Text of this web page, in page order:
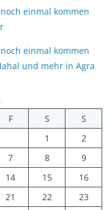
einmal kommen
einmal kommen
und mehr in Agra
F S
S
1
2
7 8
9
14 15
16
21 22
23